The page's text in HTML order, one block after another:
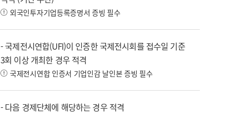
외국인투자기업등록증명서 증빙 필수
- 국제전시연합(UFI)이 인증한 국제전시회를 접수일 기준
3회 이상 개최한 경우 적격
국제전시연합 인증서 기업인감 날인본 증빙 필수
- 다음 경제단체에 해당하는 경우 적격